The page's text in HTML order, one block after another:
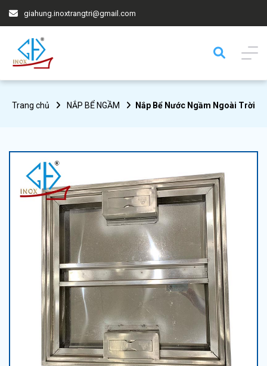
giahung.inoxtrangtri@gmail.com
Trang chủ NẮP BỂ NGẦM Nắp Bể Nước Ngầm Ngoài Trời